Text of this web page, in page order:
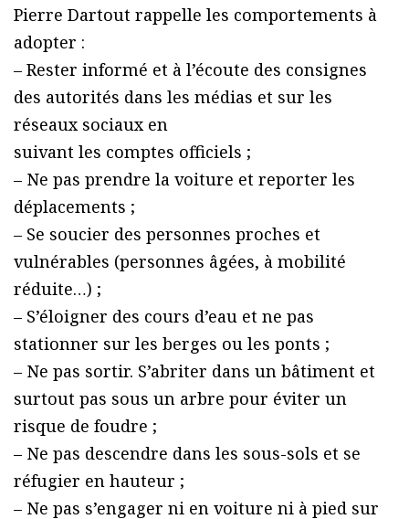
Pierre Dartout rappelle les comportements à
adopter :
– Rester informé et à l’écoute des consignes
des autorités dans les médias et sur les
réseaux sociaux en
suivant les comptes officiels ;
– Ne pas prendre la voiture et reporter les
déplacements ;
– Se soucier des personnes proches et
vulnérables (personnes âgées, à mobilité
réduite…) ;
– S’éloigner des cours d’eau et ne pas
stationner sur les berges ou les ponts ;
– Ne pas sortir. S’abriter dans un bâtiment et
surtout pas sous un arbre pour éviter un
risque de foudre ;
– Ne pas descendre dans les sous-sols et se
réfugier en hauteur ;
– Ne pas s’engager ni en voiture ni à pied sur